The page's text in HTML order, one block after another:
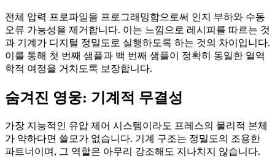
전체 압력 프로파일을 프로그래밍함으로써 인지 부하와 수동
오류 가능성을 제거합니다. 이는 느낌으로 레시피를 따르는 것
과 기계가 디지털 정밀도로 실행하도록 하는 것의 차이입니다.
이를 통해 첫 번째 샘플과 백 번째 샘플이 정확히 동일한 열역
학적 여정을 거치도록 보장합니다.
숨겨진 영웅: 기계적 무결성
가장 지능적인 유압 제어 시스템이라도 프레스의 물리적 본체
가 약하다면 쓸모가 없습니다. 기계 구조는 정밀도의 조용한
파트너이며, 그 역할은 아무리 강조해도 지나치지 않습니다.